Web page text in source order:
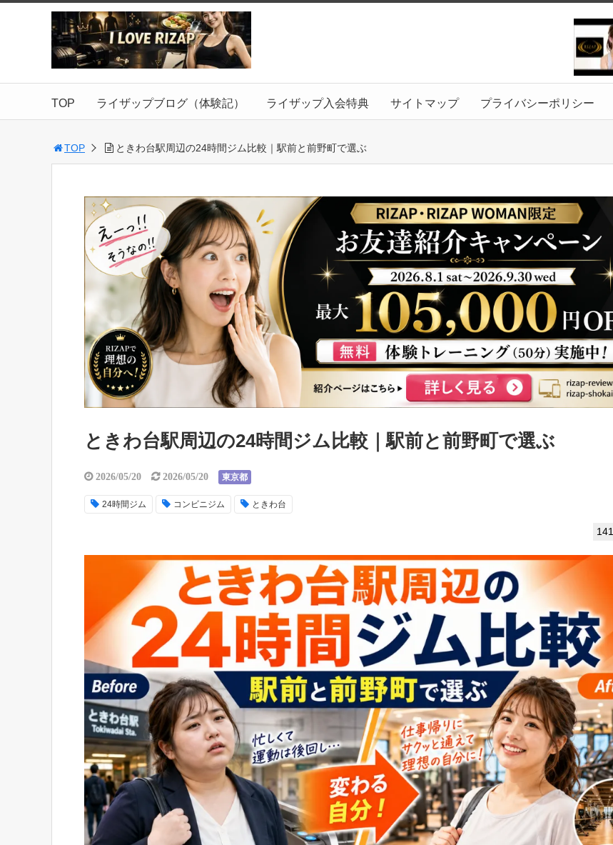
TOP ライザップブログ（体験記） ライザップ入会特典 サイトマップ プライバシーポリシー
TOP ときわ台駅周辺の24時間ジム比較｜駅前と前野町で選ぶ
ときわ台駅周辺の24時間ジム比較｜駅前と前野町で選ぶ
2026/05/20 2026/05/20 東京都
24時間ジム コンビニジム ときわ台